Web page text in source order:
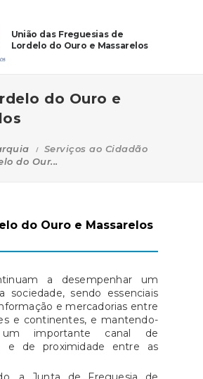
União das Freguesias de
Lordelo do Ouro e Massarelos
do Ouro e
Serviços ao Cidadão
do Our...
do Ouro e Massarelos
a desempenhar um
sociedade, sendo essenciais
e mercadorias entre
e continentes, e mantendo-
importante canal de
e de proximidade entre as